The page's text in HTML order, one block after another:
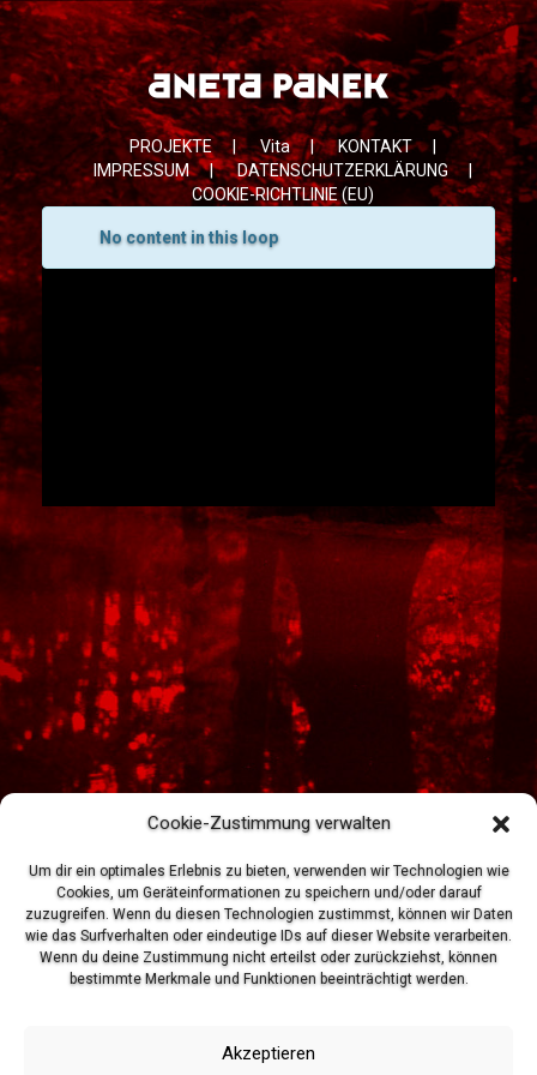
Cookie-Zustimmung verwalten
Um dir ein optimales Erlebnis zu bieten, verwenden wir Technologien wie
Cookies, um Geräteinformationen zu speichern und/oder darauf
zuzugreifen. Wenn du diesen Technologien zustimmst, können wir Daten
wie das Surfverhalten oder eindeutige IDs auf dieser Website verarbeiten.
Wenn du deine Zustimmung nicht erteilst oder zurückziehst, können
bestimmte Merkmale und Funktionen beeinträchtigt werden.
Akzeptieren
PROJEKTE | Vita | KONTAKT
IMPRESSUM
| DATENSCHUTZERKLÄRUNG
|
COOKIE-RICHTLINIE (EU)
No content in this loop